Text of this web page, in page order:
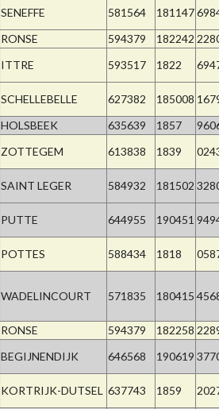
SENEFFE 581564 181147
RONSE 594379 182242
ITTRE 593517 1822
SCHELLEBELLE 627382 185008
HOLSBEEK 635639 1857
ZOTTEGEM 613838 1839
SAINT LEGER 584932 181502
PUTTE 644955 190451
POTTES 588434 1818
WADELINCOURT 571835 180415
RONSE 594379 182258
BEGIJNENDIJK 646568 190619
KORTRIJK-DUTSEL 637743 1859